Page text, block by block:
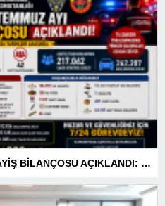
ELAZIĞ’DA TEMMUZ AYI ASAYİŞ BİLANÇOSU AÇIKLANDI: 1 AYDA 1.032 ŞAHIS YAKALANDI, 207 TUTUKLAMA